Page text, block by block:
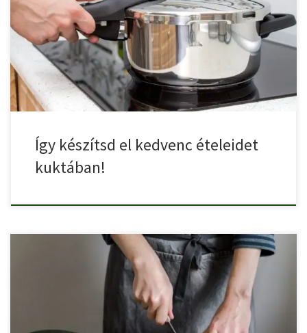
A kukta az a konyha eszköz, ami sokak számára egy […]
Így készítsd el kedvenc ételeidet
kuktában!
Természetesen, ez az állítás minden évszakra érvényes, de
nyáron nagyon […]